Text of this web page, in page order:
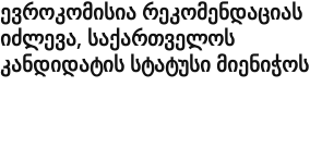
ევროკომისია რეკომენდაციას
იძლევა, საქართველოს
კანდიდატის სტატუსი მიენიჭოს